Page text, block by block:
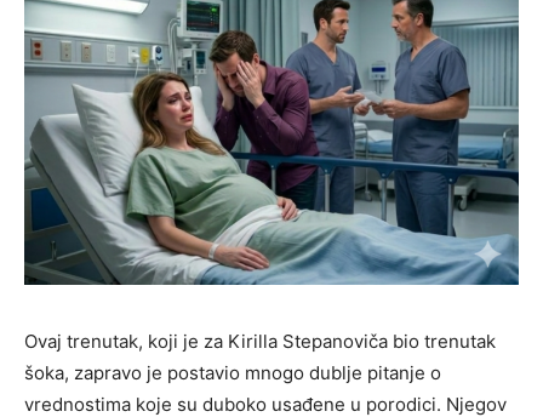
Ovaj trenutak, koji je za Kirilla Stepanoviča bio trenutak
šoka, zapravo je postavio mnogo dublje pitanje o
vrednostima koje su duboko usađene u porodici. Njegov